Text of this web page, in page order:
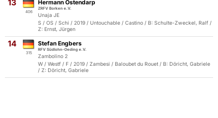
13
406
Hermann Ostendarp
ZRFV Borken e.V.
Unaja JE
S / OS / Schi / 2019 / Untouchable / Castino / B: Schulte-Zweckel, Ralf /
Z: Ernst, Jürgen
14
315
Stefan Engbers
RFV Südlohn-Oeding e.V.
Zambolino 2
W / Westf / F / 2019 / Zambesi / Baloubet du Rouet / B: Döricht, Gabriele
/ Z: Döricht, Gabriele